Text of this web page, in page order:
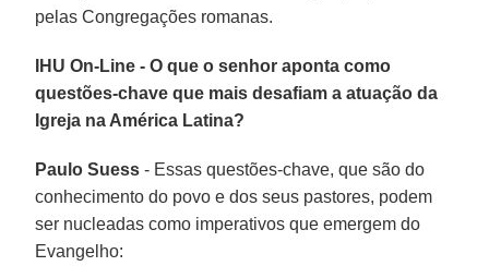
pelas Congregações romanas.
IHU On-Line - O que o senhor aponta como
questões-chave que mais desafiam a atuação da
Igreja na América Latina?
Paulo Suess - Essas questões-chave, que são do
conhecimento do povo e dos seus pastores, podem
ser nucleadas como imperativos que emergem do
Evangelho: